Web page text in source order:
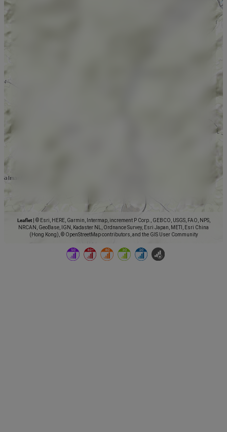
Leaflet
© Esri, HERE, Garmin, Intermap, increment P Corp., GEBCO, USGS, FAO, NPS,
NRCAN, GeoBase, IGN, Kadaster NL, Ordnance Survey, Esri Japan, METI, Esri China
(Hong Kong), © OpenStreetMap contributors, and the GIS User Community